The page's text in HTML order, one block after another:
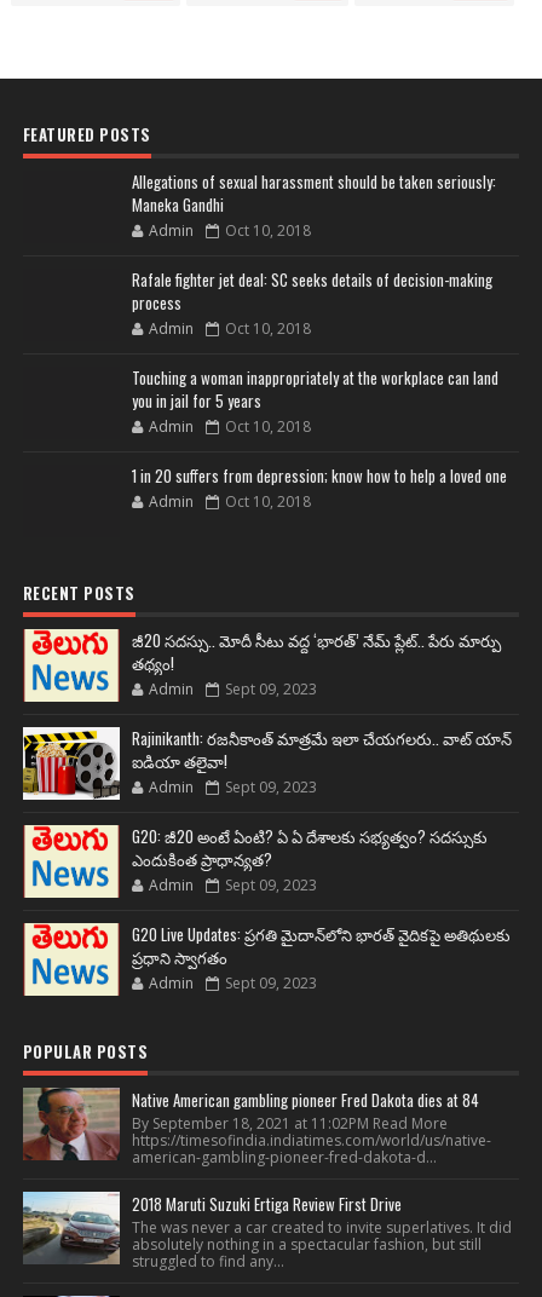
FEATURED POSTS
Allegations of sexual harassment should be taken seriously:
Maneka Gandhi
Admin Oct 10, 2018
Rafale fighter jet deal: SC seeks details of decision-making
process
Admin Oct 10, 2018
Touching a woman inappropriately at the workplace can land
you in jail for 5 years
Admin Oct 10, 2018
1 in 20 suffers from depression; know how to help a loved one
Admin Oct 10, 2018
RECENT POSTS
జీ20 సదస్సు.. మోదీ సీటు వద్ద ‘భారత్’ నేమ్ ప్లేట్‌.. పేరు మార్పు
తథ్యం!
Admin Sept 09, 2023
Rajinikanth: రజనీకాంత్ మాత్రమే ఇలా చేయగలరు.. వాట్ యాన్
ఐడియా తలైవా!
Admin Sept 09, 2023
G20: జీ20 అంటే ఏంటి? ఏ ఏ దేశాలకు సభ్యత్వం? సదస్సుకు
ఎందుకింత ప్రాధాన్యత?
Admin Sept 09, 2023
G20 Live Updates: ప్రగతి మైదాన్‌లోని భారత్ వైదికపై అతిథులకు
ప్రధాని స్వాగతం
Admin Sept 09, 2023
POPULAR POSTS
Native American gambling pioneer Fred Dakota dies at 84
By September 18, 2021 at 11:02PM Read More
https://timesofindia.indiatimes.com/world/us/native-
american-gambling-pioneer-fred-dakota-d...
2018 Maruti Suzuki Ertiga Review First Drive
The was never a car created to invite superlatives. It did
absolutely nothing in a spectacular fashion, but still
struggled to find any...